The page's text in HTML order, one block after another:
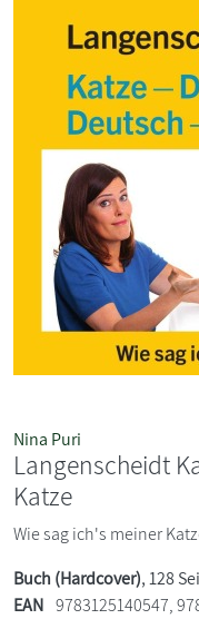
Nina Puri
Langenscheidt
Katze
Wie sag ich's meiner
Buch (Hardcover), 128
EAN 9783125140547,